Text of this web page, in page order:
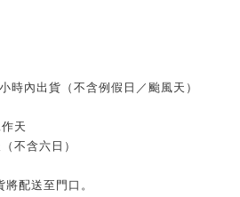
時內出貨（不含例假日／颱風天）
天
不含六日）
配送至門口。